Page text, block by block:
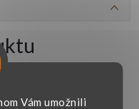
Vám umožnili
i zadní straně jej zdobí